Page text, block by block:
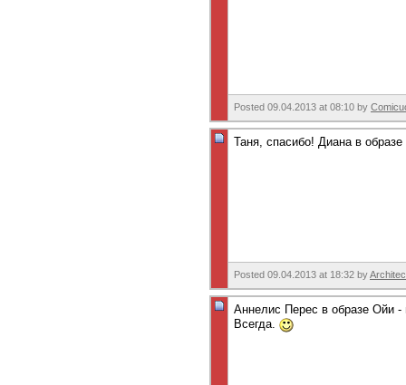
Posted 09.04.2013 at 08:10 by
Таня, спасибо! Диана в
Posted 09.04.2013 at 18:32 by
Аннелис Перес в образе Ойи -
Всегда.